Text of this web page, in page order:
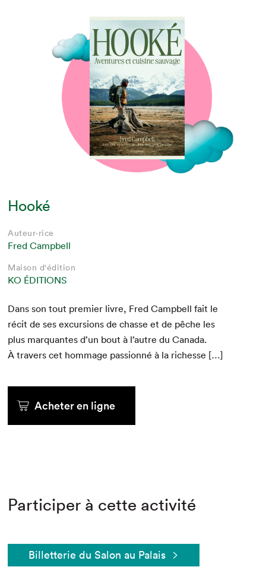
Hooké
Auteur·rice
Fred Campbell
Maison d'édition
KO ÉDITIONS
Dans son tout pre­mier livre, Fred Camp­bell fait le
réc­it de ses excur­sions de chas­se et de pêche les
plus mar­quantes d’un bout à l’autre du Cana­da.
À tra­vers cet hom­mage pas­sion­né à la richesse […]
Acheter en ligne
Participer à cette activité
Billetterie du Salon au Palais